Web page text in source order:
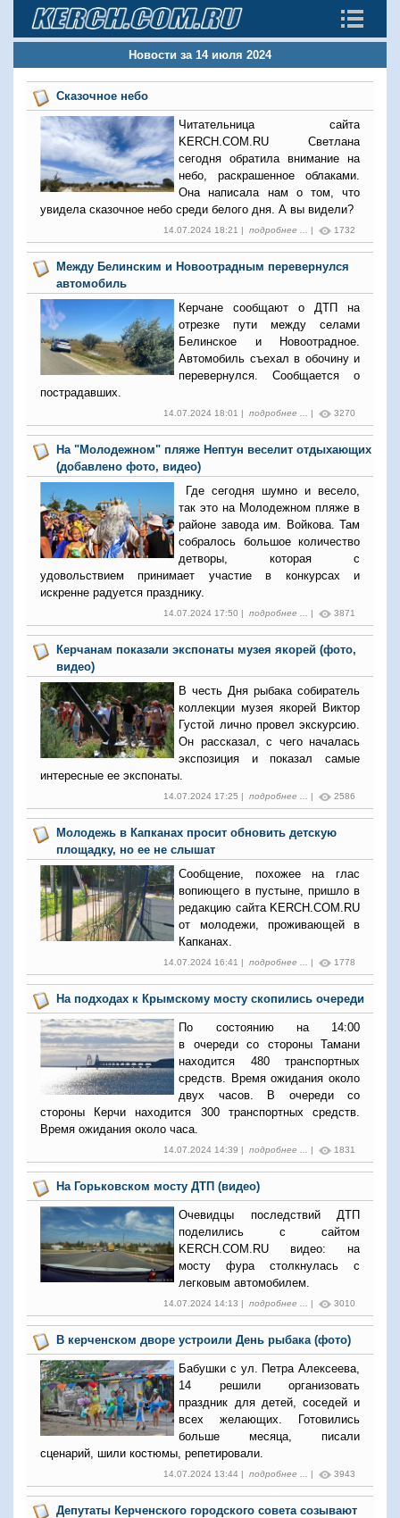
Новости за 14 июля 2024
Сказочное небо
Читательница сайта
KERCH.COM.RU Светлана
сегодня обратила внимание на
небо, раскрашенное облаками.
Она написала нам о том, что
увидела сказочное небо среди белого дня. А вы видели?
14.07.2024 18:21 | подробнее ... | 1732
Между Белинским и Новоотрадным перевернулся
автомобиль
Керчане сообщают о ДТП на
отрезке пути между селами
Белинское и Новоотрадное.
Автомобиль съехал в обочину и
перевернулся. Сообщается о
пострадавших.
14.07.2024 18:01 | подробнее ... | 3270
На "Молодежном" пляже Нептун веселит отдыхающих
(добавлено фото, видео)
Где сегодня шумно и весело,
так это на Молодежном пляже в
районе завода им. Войкова. Там
собралось большое количество
детворы, которая с
удовольствием принимает участие в конкурсах и
искренне радуется празднику.
14.07.2024 17:50 | подробнее ... | 3871
Керчанам показали экспонаты музея якорей (фото,
видео)
В честь Дня рыбака собиратель
коллекции музея якорей Виктор
Густой лично провел экскурсию.
Он рассказал, с чего началась
экспозиция и показал самые
интересные ее экспонаты.
14.07.2024 17:25 | подробнее ... | 2586
Молодежь в Капканах просит обновить детскую
площадку, но ее не слышат
Сообщение, похожее на глас
вопиющего в пустыне, пришло в
редакцию сайта KERCH.COM.RU
от молодежи, проживающей в
Капканах.
14.07.2024 16:41 | подробнее ... | 1778
На подходах к Крымскому мосту скопились очереди
По состоянию на 14:00
в очереди со стороны Тамани
находится 480 транспортных
средств. Время ожидания около
двух часов. В очереди со
стороны Керчи находится 300 транспортных средств.
Время ожидания около часа.
14.07.2024 14:39 | подробнее ... | 1831
На Горьковском мосту ДТП (видео)
Очевидцы последствий ДТП
поделились с сайтом
KERCH.COM.RU видео: на
мосту фура столкнулась с
легковым автомобилем.
14.07.2024 14:13 | подробнее ... | 3010
В керченском дворе устроили День рыбака (фото)
Бабушки с ул. Петра Алексеева,
14 решили организовать
праздник для детей, соседей и
всех желающих. Готовились
больше месяца, писали
сценарий, шили костюмы, репетировали.
14.07.2024 13:44 | подробнее ... | 3943
Депутаты Керченского городского совета созывают